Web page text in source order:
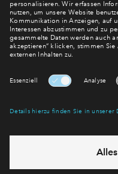
mehr! Wir halten Sie
regelmäßig
über den Stand
für unsere